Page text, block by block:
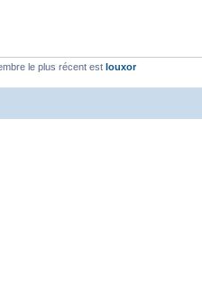
le plus récent est louxor